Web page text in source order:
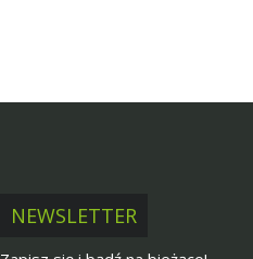
NEWSLETTER